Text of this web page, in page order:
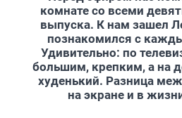
комнате со всеми
выпуска. К нам зашел
познакомился с
Удивительно: по
большим, крепким, а на
худенький. Разница
на экране и в